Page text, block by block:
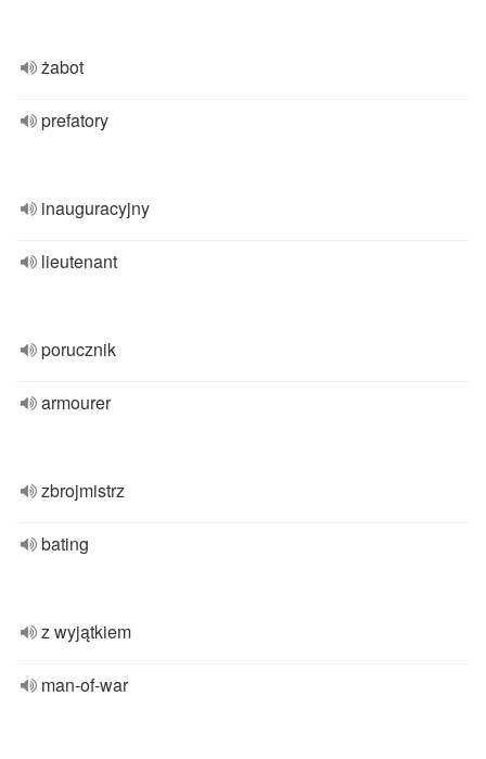
żabot
prefatory
inauguracyjny
lieutenant
porucznik
armourer
zbrojmistrz
bating
z wyjątkiem
man-of-war